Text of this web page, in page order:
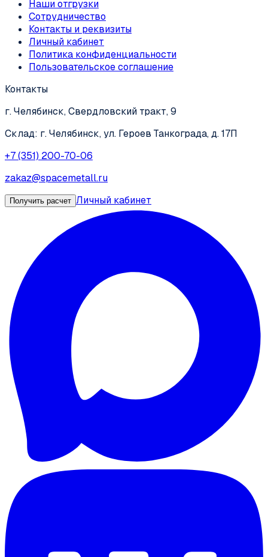
Наши отгрузки
Сотрудничество
Контакты и реквизиты
Личный кабинет
Политика конфиденциальности
Пользовательское соглашение
Контакты
г. Челябинск, Свердловский тракт, 9
Склад: г. Челябинск, ул. Героев Танкограда, д. 17П
+7 (351) 200-70-06
zakaz@spacemetall.ru
Получить расчет Личный кабинет